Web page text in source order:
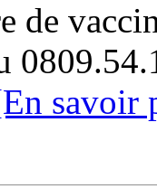
de
savoir